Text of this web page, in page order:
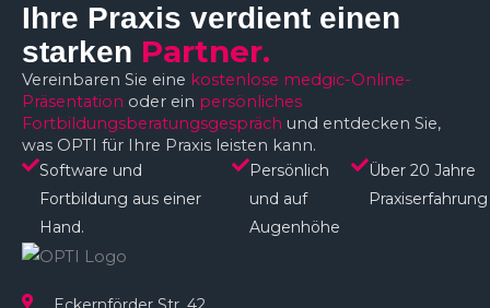
Ihre Praxis verdient einen
starken Partner.
Vereinbaren Sie eine kostenlose medgic-Online-
Präsentation oder ein persönliches
Fortbildungsberatungsgespräch und entdecken Sie,
was OPTI für Ihre Praxis leisten kann.
Software und
Fortbildung aus einer
Hand.
Persönlich
und auf
Augenhöhe​
Über 20 Jahre
Praxiserfahrung